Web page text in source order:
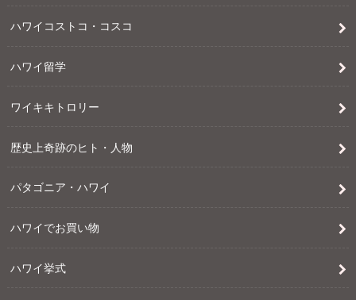
ハワイコストコ・コスコ
ハワイ留学
ワイキキトロリー
歴史上奇跡のヒト・人物
パタゴニア・ハワイ
ハワイでお買い物
ハワイ挙式